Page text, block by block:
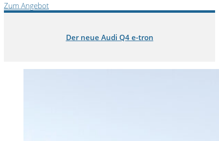
Zum Angebot
Der neue Audi Q4 e-tron